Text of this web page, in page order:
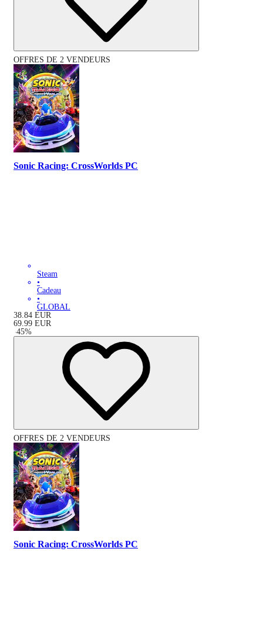
OFFRES DE 2 VENDEURS
Sonic Racing: CrossWorlds PC
Steam
•
Cadeau
•
GLOBAL
38.84 EUR
69.99 EUR
-45%
OFFRES DE 2 VENDEURS
Sonic Racing: CrossWorlds PC